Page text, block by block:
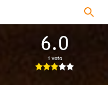
6.0
1 voto